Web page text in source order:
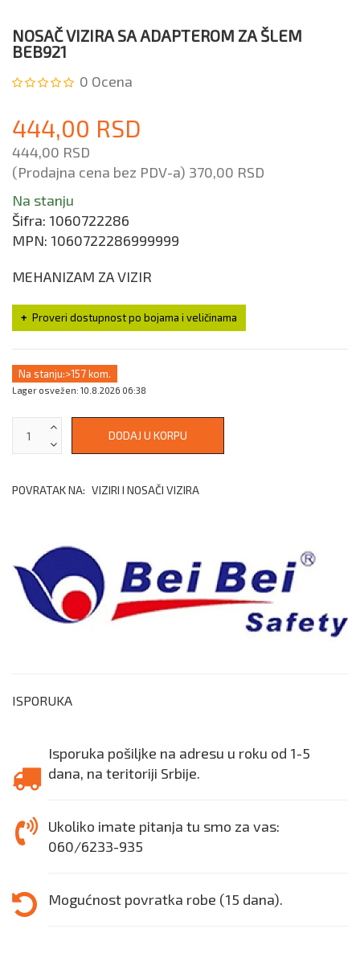
NOSAČ VIZIRA SA ADAPTEROM ZA ŠLEM
BEB921
0 Ocena
444,00 RSD
444,00 RSD
(Prodajna cena bez PDV-a) 370,00 RSD
Na stanju
Šifra: 1060722286
MPN: 1060722286999999
MEHANIZAM ZA VIZIR
Proveri dostupnost po bojama i veličinama
Na stanju:>157 kom.
Lager osvežen: 10.8.2026 06:38
POVRATAK NA: VIZIRI I NOSAČI VIZIRA
ISPORUKA
Isporuka pošiljke na adresu u roku od 1-5
dana, na teritoriji Srbije.
Ukoliko imate pitanja tu smo za vas:
060/6233-935
Mogućnost povratka robe (15 dana).